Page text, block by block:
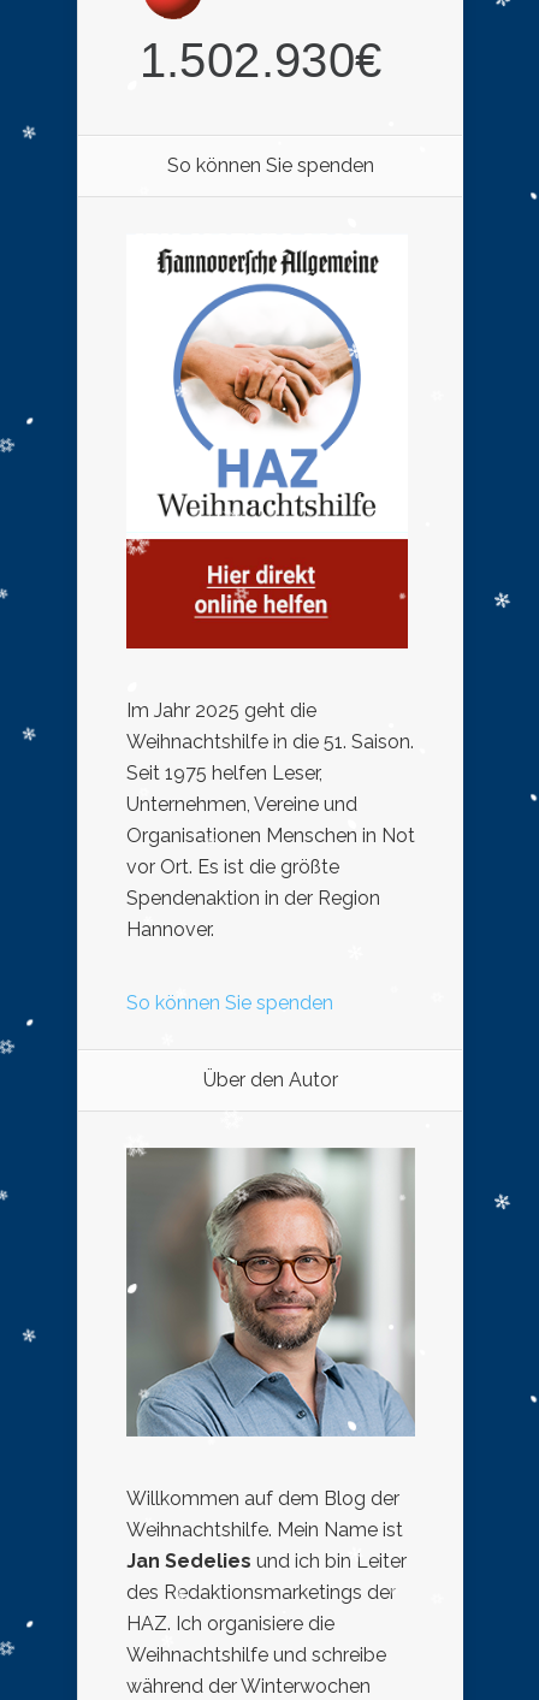
So können Sie spenden
Im Jahr 2025 geht die
Weihnachtshilfe in die 51. Saison.
Seit 1975 helfen Leser,
Unternehmen, Vereine und
Organisationen Menschen in Not
vor Ort. Es ist die größte
Spendenaktion in der Region
Hannover.
So können Sie spenden
Über den Autor
Willkommen auf dem Blog der
Weihnachtshilfe. Mein Name ist
Jan Sedelies und ich bin Leiter
des Redaktionsmarketings der
HAZ. Ich organisiere die
Weihnachtshilfe und schreibe
während der Winterwochen